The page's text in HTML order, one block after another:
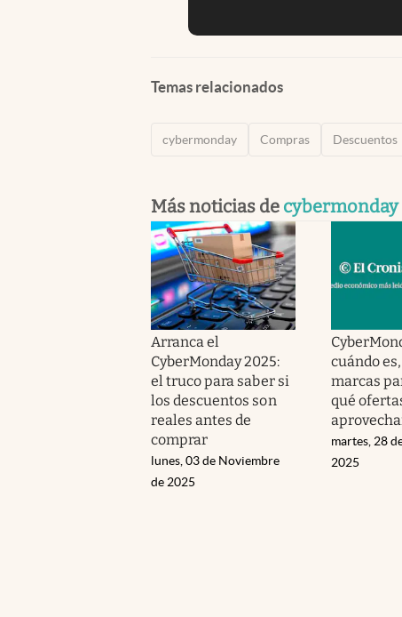
Temas relacionados
cybermonday Compras Descuentos
Más noticias de cybermonday
Arranca el
CyberMonday 2025:
el truco para saber si
los descuentos son
reales antes de
comprar
lunes, 03 de Noviembre
de 2025
cuándo
marcas
qué
martes, 28
2025